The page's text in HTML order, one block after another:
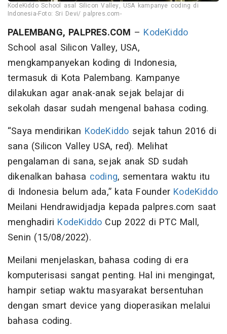
KodeKiddo School asal Silicon Valley, USA kampanye coding di
Indonesia-Foto: Sri Devi/ palpres.com-
PALEMBANG, PALPRES.COM – KodeKiddo
School asal Silicon Valley, USA,
mengkampanyekan koding di Indonesia,
termasuk di Kota Palembang. Kampanye
dilakukan agar anak-anak sejak belajar di
sekolah dasar sudah mengenal bahasa coding.
“Saya mendirikan KodeKiddo sejak tahun 2016 di
sana (Silicon Valley USA, red). Melihat
pengalaman di sana, sejak anak SD sudah
dikenalkan bahasa coding, sementara waktu itu
di Indonesia belum ada,” kata Founder KodeKiddo
Meilani Hendrawidjadja kepada palpres.com saat
menghadiri KodeKiddo Cup 2022 di PTC Mall,
Senin (15/08/2022).
Meilani menjelaskan, bahasa coding di era
komputerisasi sangat penting. Hal ini mengingat,
hampir setiap waktu masyarakat bersentuhan
dengan smart device yang dioperasikan melalui
bahasa coding.